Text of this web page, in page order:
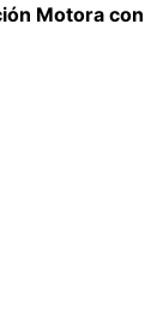
Motora con